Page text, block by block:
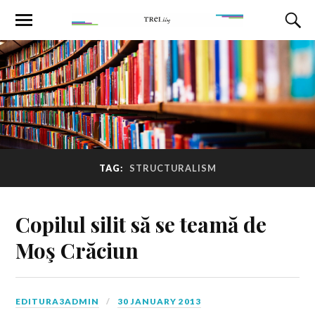
TAG: STRUCTURALISM
Copilul silit să se teamă de
Moş Crăciun
EDITURA3ADMIN 30 JANUARY 2013